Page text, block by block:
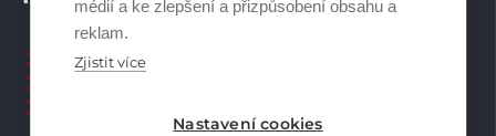
médií a ke zlepšení a přizpůsobení obsahu a
reklam.
Zjistit více
Nastavení cookies
Naši pracovníci CZ